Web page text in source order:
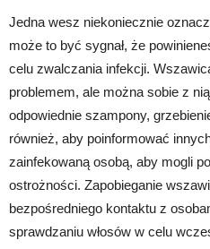
Jedna wesz niekoniecznie
może to być sygnał, że
celu zwalczania infekcji.
problemem, ale można sobie z
odpowiednie szampony,
również, aby poinformować
zainfekowaną osobą, aby mogli
ostrożności. Zapobieganie
bezpośredniego kontaktu z
sprawdzaniu włosów w celu